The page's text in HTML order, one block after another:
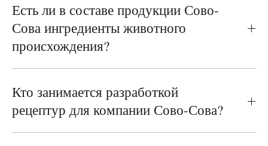
Есть ли в составе продукции Сово-
Сова ингредиенты животного
происхождения?
Кто занимается разработкой
рецептур для компании Сово-Сова?